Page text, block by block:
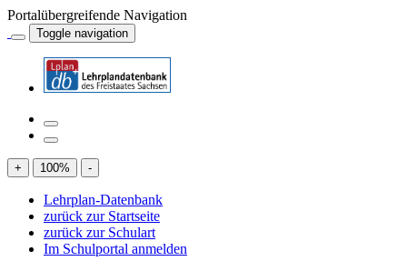
Portalübergreifende Navigation
Toggle navigation
+ 100% -
Lehrplan-Datenbank
zurück zur Startseite
zurück zur Schulart
Im Schulportal anmelden